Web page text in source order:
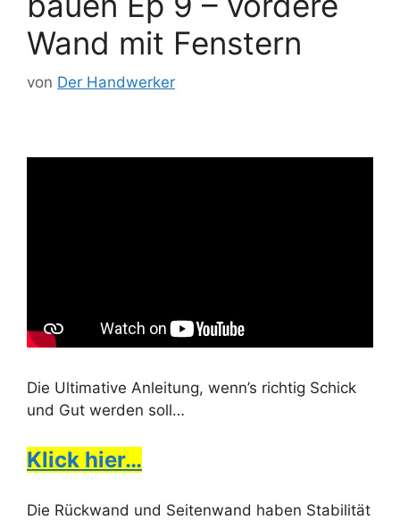
Wand mit Fenstern
von Der Handwerker
Die Ultimative Anleitung, wenn’s richtig Schick
und Gut werden soll…
Klick hier…
Die Rückwand und Seitenwand haben Stabilität